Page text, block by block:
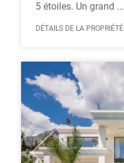
5 étoiles. Un grand ...
DÉTAILS DE LA PROPRIÉTÉ
Previous